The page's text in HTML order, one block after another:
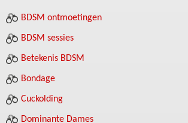
BDSM ontmoetingen
BDSM sessies
Betekenis BDSM
Bondage
Cuckolding
Dominante Dames